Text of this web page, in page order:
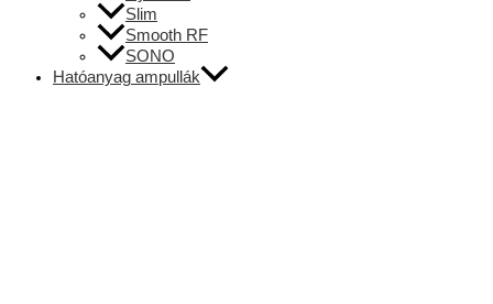
Slim
Smooth RF
SONO
Hatóanyag ampullák